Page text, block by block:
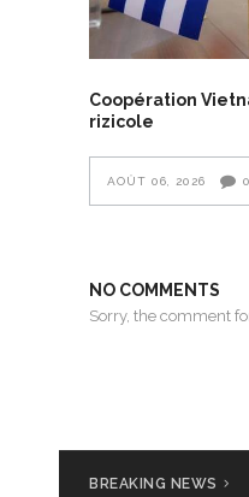
Coopération
rizicole
AOÛT 06, 2026 0
NO COMMENTS
Sorry, the comment
BREAKING NEWS